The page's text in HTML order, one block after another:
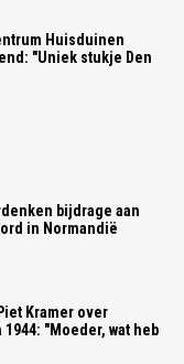
Huisduinen
"Uniek stukje Den
bijdrage aan
in Normandië
Kramer over
"Moeder, wat heb